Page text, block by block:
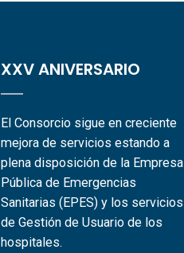
XXV ANIVERSARIO
El Consorcio sigue en creciente
mejora de servicios estando a
plena disposición de la Empresa
Pública de Emergencias
Sanitarias (EPES) y los servicios
de Gestión de Usuario de los
hospitales.